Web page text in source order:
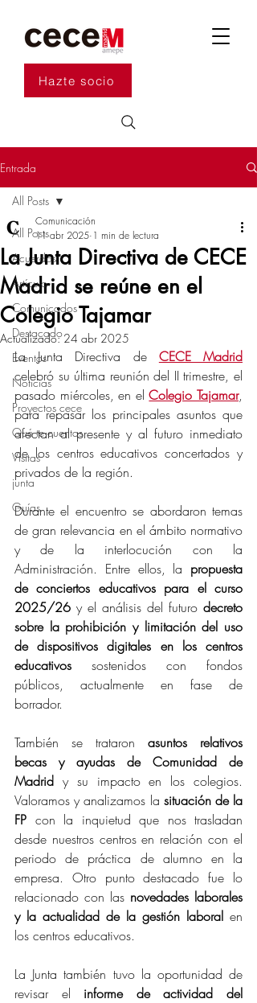
Hazte socio
Entrada
All Posts
Acuerdos
Artículo
Comunicados
Destacado
Eventos
Noticias
Proyectos cece
Qué te cuentas
Visitas
junta
Guías
All Posts
La Junta Directiva de CECE
Madrid se reúne en el
Colegio Tajamar
Comunicación
11 abr 2025 1 min de lectura
Actualizado:24 abr 2025
La Junta Directiva de CECE Madrid
celebró su última reunión del II trimestre, el
pasado miércoles, en el Colegio Tajamar,
para repasar los principales asuntos que
afectan al presente y al futuro inmediato
de los centros educativos concertados y
privados de la región.
Durante el encuentro se abordaron temas
de gran relevancia en el ámbito normativo
y de la interlocución con la
Administración. Entre ellos, la propuesta
de conciertos educativos para el curso
2025/26 y el análisis del futuro decreto
sobre la prohibición y limitación del uso
de dispositivos digitales en los centros
educativos sostenidos con fondos
públicos, actualmente en fase de
borrador.
También se trataron asuntos relativos
becas y ayudas de Comunidad de
Madrid y su impacto en los colegios.
Valoramos y analizamos la situación de la
FP con la inquietud que nos trasladan
desde nuestros centros en relación con el
periodo de práctica de alumno en la
empresa. Otro punto destacado fue lo
relacionado con las novedades laborales
y la actualidad de la gestión laboral en
los centros educativos.
La Junta también tuvo la oportunidad de
revisar el informe de actividad del